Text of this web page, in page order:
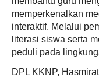
memperkenalkan
interaktif. Melalui
literasi siswa serta
peduli pada
DPL KKNP,